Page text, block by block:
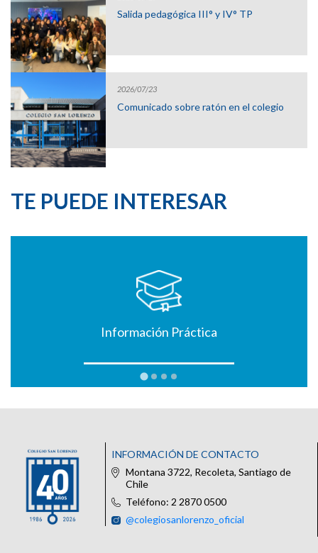
Salida pedagógica III° y IV° TP
2026/07/23
Comunicado sobre ratón en el colegio
TE PUEDE INTERESAR
Información Práctica
INFORMACIÓN DE CONTACTO
Montana 3722, Recoleta, Santiago de
Chile
Teléfono: 2 2870 0500
@colegiosanlorenzo_oficial